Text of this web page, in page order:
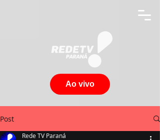
Ao vivo
Post
Rede TV Paraná